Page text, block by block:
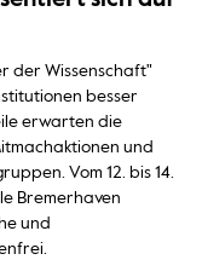
der Wissenschaft"
besser
erwarten die
und
Vom 12. bis 14.
Bremerhaven
und